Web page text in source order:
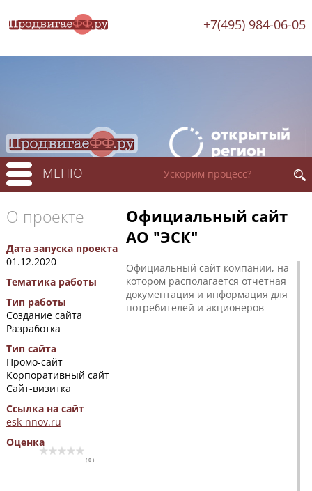
+7(495) 984-06-05
МЕНЮ
О проекте
Дата запуска проекта
01.12.2020
Тематика работы
Тип работы
Создание сайта
Разработка
Тип сайта
Промо-сайт
Корпоративный сайт
Сайт-визитка
Ссылка на сайт
esk-nnov.ru
Оценка
( 0 )
Официальный сайт
АО "ЭСК"
Официальный сайт компании, на
котором располагается отчетная
документация и информация для
потребителей и акционеров